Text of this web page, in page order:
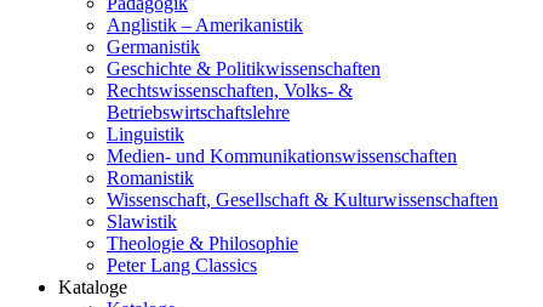
Anglistik – Amerikanistik
Germanistik
Geschichte & Politikwissenschaften
Rechtswissenschaften, Volks- &
Betriebswirtschaftslehre
Linguistik
Medien- und Kommunikationswissenschaften
Romanistik
Wissenschaft, Gesellschaft & Kulturwissenschaften
Slawistik
Theologie & Philosophie
Peter Lang Classics
Kataloge